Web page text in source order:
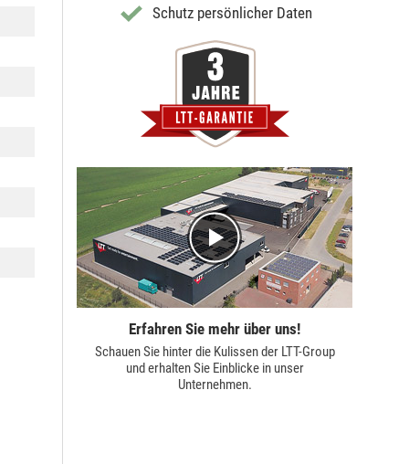
Schutz persönlicher Daten
Erfahren Sie mehr über uns!
Schauen Sie hinter die Kulissen der LTT-Group
und erhalten Sie Einblicke in unser
Unternehmen.